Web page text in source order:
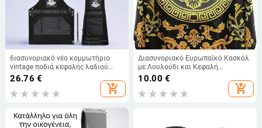
διασυνοριακό νέο κομμωτήριο
vintage ποδιά κεφαλής λαδιού
καμβάς pu ποδιά κομμωτηρίου
26.76 €
add_shopping_cart
Διασυνοριακό Ευρωπαϊκό Κασκόλ
με Λουλούδι και Κεφαλή
Λιονταριού, Ψηφιακά Εκτυπωμένο,
Είδη Κασκόλ Κομμωτικής,
Αντικολλητικό Κασκόλ Μαλλιών,
10.00 €
add_shopping_cart